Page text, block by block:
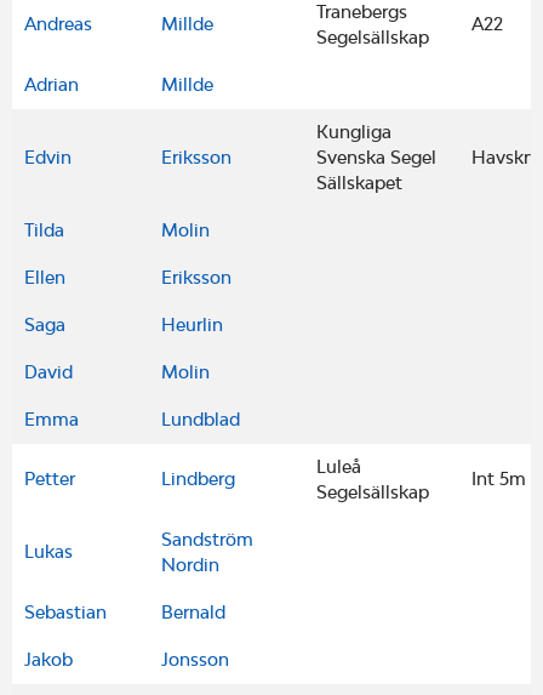
Andreas Millde
Tranebergs
Segelsällskap
A22
Adrian Millde
Edvin Eriksson
Kungliga
Svenska Segel
Sällskapet
Tilda Molin
Ellen Eriksson
Saga Heurlin
David Molin
Emma Lundblad
Petter Lindberg
Luleå
Segelsällskap
Int 5m
Lukas
Sandström
Nordin
Sebastian Bernald
Jakob Jonsson